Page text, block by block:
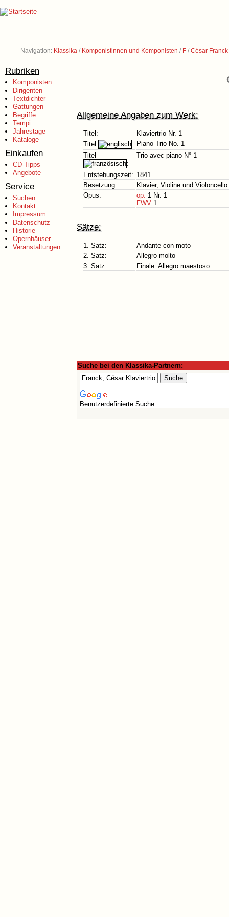
Navigation: Klassika / Komponistinnen und Komponisten / F /César
Rubriken
Komponisten
Dirigenten
Textdichter
Gattungen
Begriffe
Tempi
Jahrestage
Kataloge
Einkaufen
CD-Tipps
Angebote
Service
Suchen
Kontakt
Impressum
Datenschutz
Historie
Opernhäuser
Veranstaltungen
Allgemeine Angaben zum Werk:
Titel:
Klaviertrio Nr. 1
Titel
: Piano Trio No. 1
Titel
:
Trio avec piano N° 1
Entstehungszeit: 1841
Besetzung:
Klavier, Violine und Violoncello
Opus:
op. 1 Nr. 1
FWV 1
Sätze:
1. Satz:
Andante con moto
2. Satz:
Allegro molto
3. Satz:
Finale. Allegro maestoso
Suche bei den Klassika-Partnern:
Benutzerdefinierte Suche